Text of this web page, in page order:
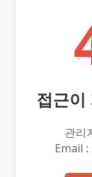
접근이
관리
Email